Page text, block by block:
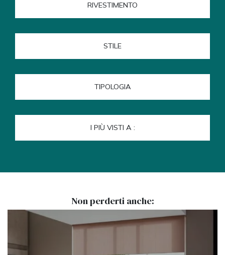
RIVESTIMENTO
STILE
TIPOLOGIA
I PIÙ VISTI A :
Non perderti anche: